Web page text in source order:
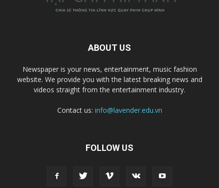
ABOUT US
Newspaper is your news, entertainment, music fashion
website. We provide you with the latest breaking news and
videos straight from the entertainment industry.
Contact us: info@lavender.edu.vn
FOLLOW US